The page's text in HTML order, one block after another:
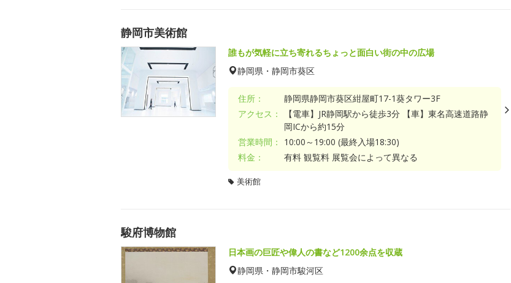
静岡市美術館
誰もが気軽に立ち寄れるちょっと面白い街の中の広場
静岡県・静岡市葵区
住所：
静岡県静岡市葵区紺屋町17-1葵タワー3F
アクセス：
【電車】JR静岡駅から徒歩3分 【車】東名高速道路静
岡ICから約15分
営業時間：
10:00～19:00 (最終入場18:30)
料金：
有料 観覧料 展覧会によって異なる
美術館
駿府博物館
日本画の巨匠や偉人の書など1200余点を収蔵
静岡県・静岡市駿河区